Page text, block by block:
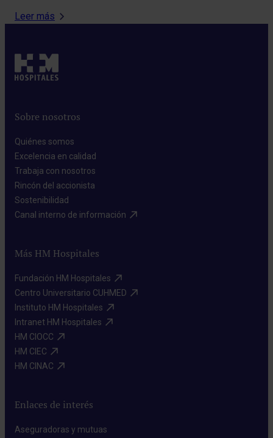
Leer más
Sobre nosotros
Quiénes somos​
Excelencia en calidad​
Trabaja con nosotros​
Rincón del accionista​
Sostenibilidad​
Canal interno de información​
Más HM Hospitales
Fundación HM Hospitales​
Centro Universitario CUHMED​
Instituto HM Hospitales​
Intranet HM Hospitales​
HM CIOCC​
HM CIEC​
HM CINAC​
Enlaces de interés
Aseguradoras y mutuas​